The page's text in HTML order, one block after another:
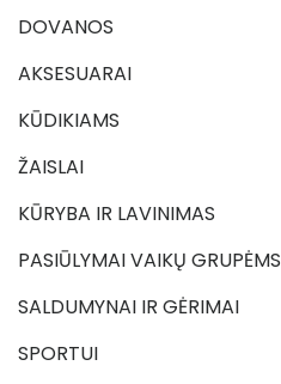
DOVANOS
AKSESUARAI
KŪDIKIAMS
ŽAISLAI
KŪRYBA IR LAVINIMAS
PASIŪLYMAI VAIKŲ GRUPĖMS
SALDUMYNAI IR GĖRIMAI
SPORTUI